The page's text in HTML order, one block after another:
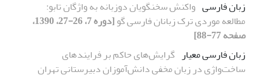
زبان فارسی واکنش سخنگویان دوزبانه به واژگان تابو:
مطالعه موردی ترک زبانان فارسی گو
[دوره 7، 26-27، 1390،
صفحه 77-88]
زبان فارسی معیار گرایش‌های حاکم بر فرایندهای
ساخت‌واژی در زبان مخفی دانش‌آموزان دبیرستانی تهران